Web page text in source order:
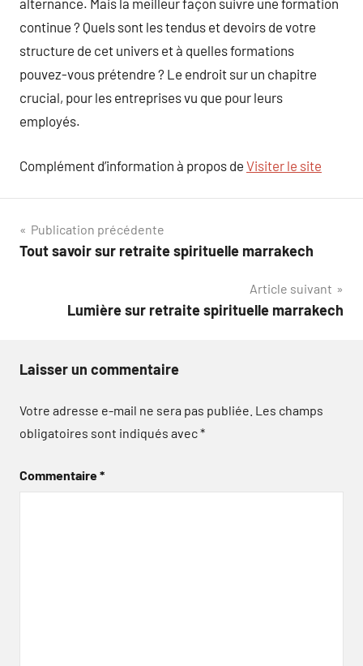
alternance. Mais la meilleur façon suivre une formation
continue ? Quels sont les tendus et devoirs de votre
structure de cet univers et à quelles formations
pouvez-vous prétendre ? Le endroit sur un chapitre
crucial, pour les entreprises vu que pour leurs
employés.
Complément d’information à propos de Visiter le site
Navigation
de
Publication précédente
Tout savoir sur retraite spirituelle marrakech
Article suivant
Lumière sur retraite spirituelle marrakech
Laisser un commentaire
Votre adresse e-mail ne sera pas publiée. Les champs
obligatoires sont indiqués avec*
Commentaire*